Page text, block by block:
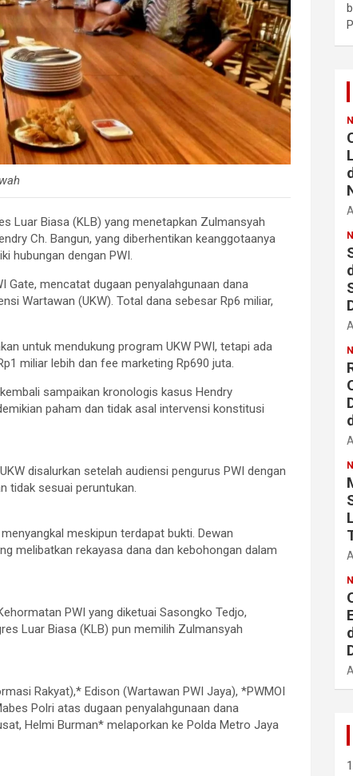
Luar Biasa (KLB) yang menetapkan Zulmansyah
Ch. Bangun, yang diberhentikan keanggotaanya
hubungan dengan PWI.
Gate, mencatat dugaan penyalahgunaan dana
Wartawan (UKW). Total dana sebesar Rp6 miliar,
untuk mendukung program UKW PWI, tetapi ada
miliar lebih dan fee marketing Rp690 juta.
sampaikan kronologis kasus Hendry
paham dan tidak asal intervensi konstitusi
disalurkan setelah audiensi pengurus PWI dengan
tidak sesuai peruntukan.
meskipun terdapat bukti. Dewan
melibatkan rekayasa dana dan kebohongan dalam
PWI yang diketuai Sasongko Tedjo,
Luar Biasa (KLB) pun memilih Zulmansyah
Rakyat),* Edison (Wartawan PWI Jaya), *PWMOI
Polri atas dugaan penyalahgunaan dana
Helmi Burman* melaporkan ke Polda Metro Jaya